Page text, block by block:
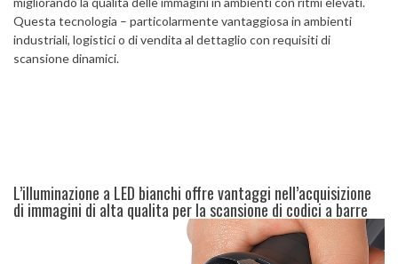
Questa tecnologia – particolarmente vantaggiosa in ambienti
industriali, logistici o di vendita al dettaglio con requisiti di
scansione dinamici.
L’illuminazione a LED bianchi offre vantaggi nell’acquisizione
di immagini di alta qualita per la scansione di codici a barre